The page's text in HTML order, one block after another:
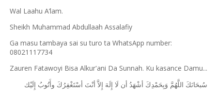
Wal Laahu A’lam.
Sheikh Muhammad Abdullaah Assalafiy
Ga masu tambaya sai su turo ta WhatsApp number:
08021117734
Zauren Fatawoyi Bisa Alkur'ani Da Sunnah. Ku kasance Damu...
ﺳُﺒﺤَﺎﻧَﻚَ ﺍﻟﻠَّﻬُﻢَّ ﻭَﺑِﺤَﻤْﺪِﻙَ ﺃﺷْﻬَﺪُ ﺃﻥ ﻟَﺎ ﺇِﻟَﻪَ ﺇِﻻَّ ﺃﻧْﺖَ ﺃﺳْﺘَﻐْﻔِﺮُﻙَ ﻭﺃَﺗُﻮﺏُ ﺇِﻟَﻴْﻚ